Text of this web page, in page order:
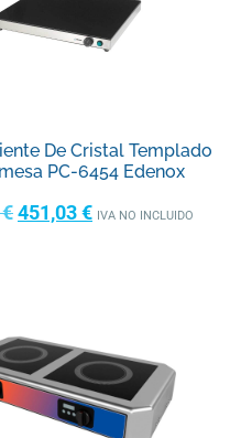
De Cristal Templado
PC-6454 Edenox
€451,03€ IVA NO INCLUIDO